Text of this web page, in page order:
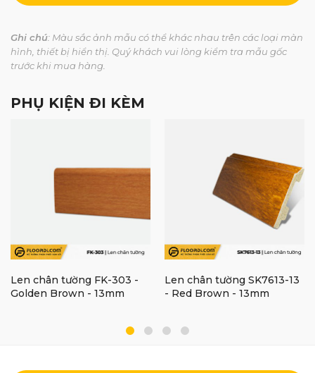
Ghi chú: Màu sắc ảnh mẫu có thể khác nhau trên các loại màn
hình, thiết bị hiển thị. Quý khách vui lòng kiểm tra mẫu gốc
trước khi mua hàng.
PHỤ KIỆN ĐI KÈM
Len chân tường FK-303 -
Golden Brown - 13mm
Len chân tường SK7613-13
- Red Brown - 13mm